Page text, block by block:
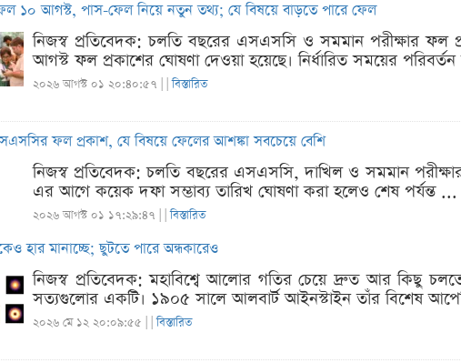
১০ আগস্ট, পাস-ফেল নিয়ে নতুন তথ্য; যে বিষয়ে বাড়তে পারে ফেল
নিজস্ব প্রতিবেদক: চলতি বছরের এসএসসি ও সমমান পরীক্ষার
আগস্ট ফল প্রকাশের ঘোষণা দেওয়া হয়েছে। নির্ধারিত সময়ের পরিবর্তন
২০২৬ আগস্ট ০১ ২০:৪০:৫৭ | |বিস্তারিত
ফল প্রকাশ, যে বিষয়ে ফেলের আশঙ্কা সবচেয়ে বেশি
নিজস্ব প্রতিবেদক: চলতি বছরের এসএসসি, দাখিল ও সমমান
এর আগে কয়েক দফা সম্ভাব্য তারিখ ঘোষণা করা হলেও শেষ পর্যন্ত ...
২০২৬ আগস্ট ০১ ১৭:২৯:৪৭ | |বিস্তারিত
হার মানাচ্ছে; ছুটতে পারে অন্ধকারেও
নিজস্ব প্রতিবেদক: মহাবিশ্বে আলোর গতির চেয়ে দ্রুত আর কিছু
সত্যগুলোর একটি। ১৯০৫ সালে আলবার্ট আইনস্টাইন তাঁর বিশেষ
২০২৬ মে ১২ ২০:০৯:৫৫ | |বিস্তারিত